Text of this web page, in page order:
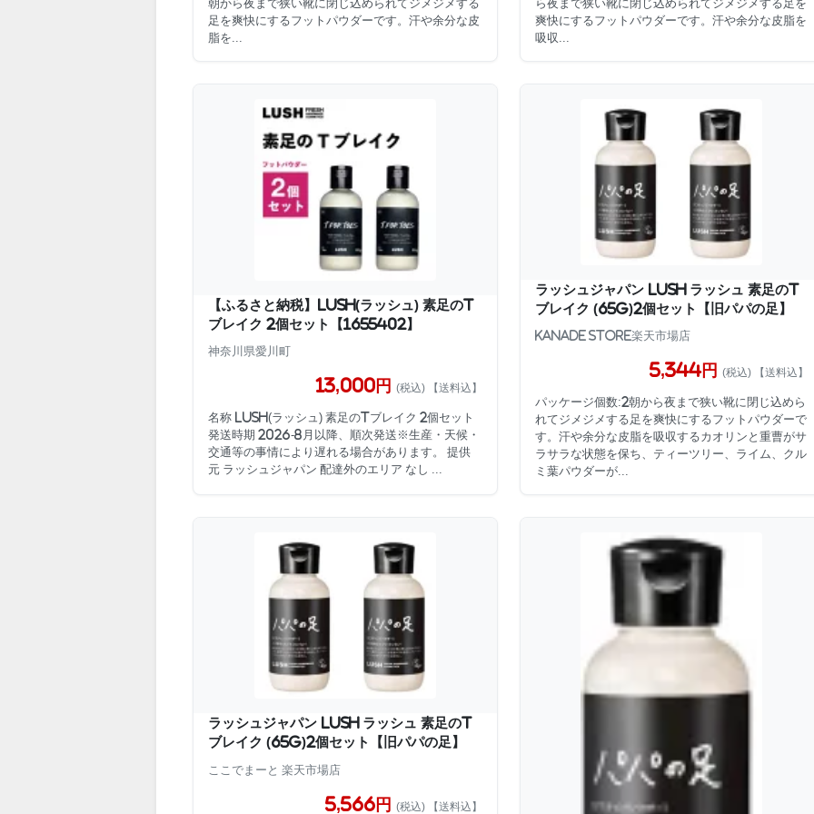
朝から夜まで狭い靴に閉じ込められてジメジメする
足を爽快にするフットパウダーです。汗や余分な皮
脂を...
ら夜まで狭い靴に閉じ込められてジメジメする足を
爽快にするフットパウダーです。汗や余分な皮脂を
吸収...
【ふるさと納税】LUSH(ラッシュ) 素足のT
ブレイク 2個セット【1655402】
神奈川県愛川町
13,000円 (税込) 【送料込】
名称 LUSH(ラッシュ) 素足のTブレイク 2個セット
発送時期 2026-8月以降、順次発送※生産・天候・
交通等の事情により遅れる場合があります。 提供
元 ラッシュジャパン 配達外のエリア なし ...
ラッシュジャパン LUSH ラッシュ 素足のT
ブレイク (65g)2個セット【旧パパの足】
KANADE STORE楽天市場店
5,344円 (税込) 【送料込】
パッケージ個数:2朝から夜まで狭い靴に閉じ込めら
れてジメジメする足を爽快にするフットパウダーで
す。汗や余分な皮脂を吸収するカオリンと重曹がサ
ラサラな状態を保ち、ティーツリー、ライム、クル
ミ葉パウダーが...
ラッシュジャパン LUSH ラッシュ 素足のT
ブレイク (65g)2個セット【旧パパの足】
ここでまーと 楽天市場店
5,566円 (税込) 【送料込】